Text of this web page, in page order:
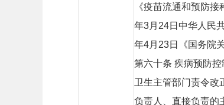
《疫苗流通和预防
年3月24日中华人民
年4月23日《国务院
第六十条 疾病预防
卫生主管部门责令改
负责人、直接负责的